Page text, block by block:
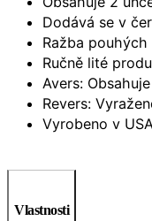
Dodává se v
Ražba
Ručně lité
Avers:
Revers:
Vyrobeno v USA
Vlastnosti